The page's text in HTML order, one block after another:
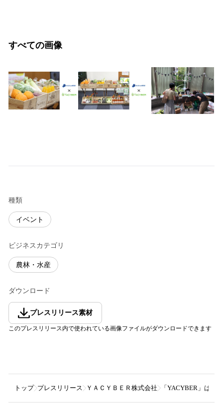
すべての画像
種類
イベント
ビジネスカテゴリ
農林・水産
ダウンロード
プレスリリース素材
このプレスリリース内で使われている画像ファイルがダウンロードできます
トップ プレスリリース ＹＡＣＹＢＥＲ株式会社 「YACYBER」は「